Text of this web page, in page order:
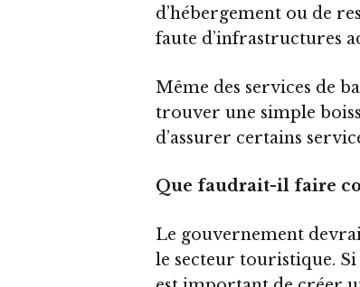
d’hébergement ou de
faute d’infrastructures
Même des services de
trouver une simple
d’assurer certains
Que faudrait-il faire
Le gouvernement
le secteur touristique.